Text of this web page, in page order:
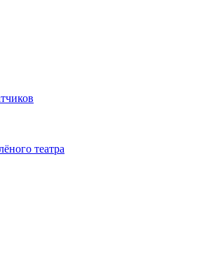
театра